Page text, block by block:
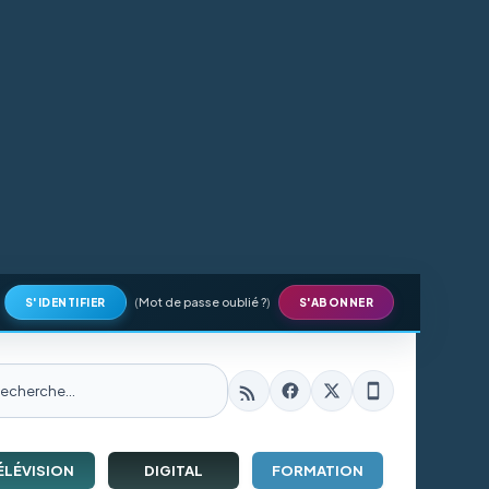
S'IDENTIFIER (Mot de passe oublié ?) S'ABONNER
DIGITAL FORMATION